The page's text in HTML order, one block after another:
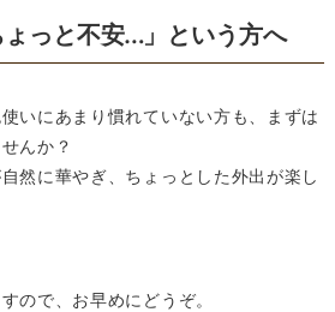
ょっと不安…」という方へ
いにあまり慣れていない方も、まずは
んか？
然に華やぎ、ちょっとした外出が楽し
ので、お早めにどうぞ。